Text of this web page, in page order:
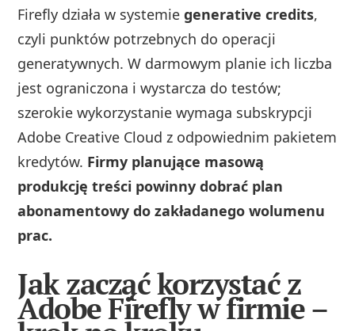
Firefly działa w systemiegenerative credits,
czyli punktów potrzebnych do operacji
generatywnych. W darmowym planie ich liczba
jest ograniczona i wystarcza do testów;
szerokie wykorzystanie wymaga subskrypcji
Adobe Creative Cloud z odpowiednim pakietem
kredytów. Firmy planujące masową
produkcję treści powinny dobrać plan
abonamentowy do zakładanego wolumenu
prac.
Jak zacząć korzystać z
Adobe Firefly w firmie –